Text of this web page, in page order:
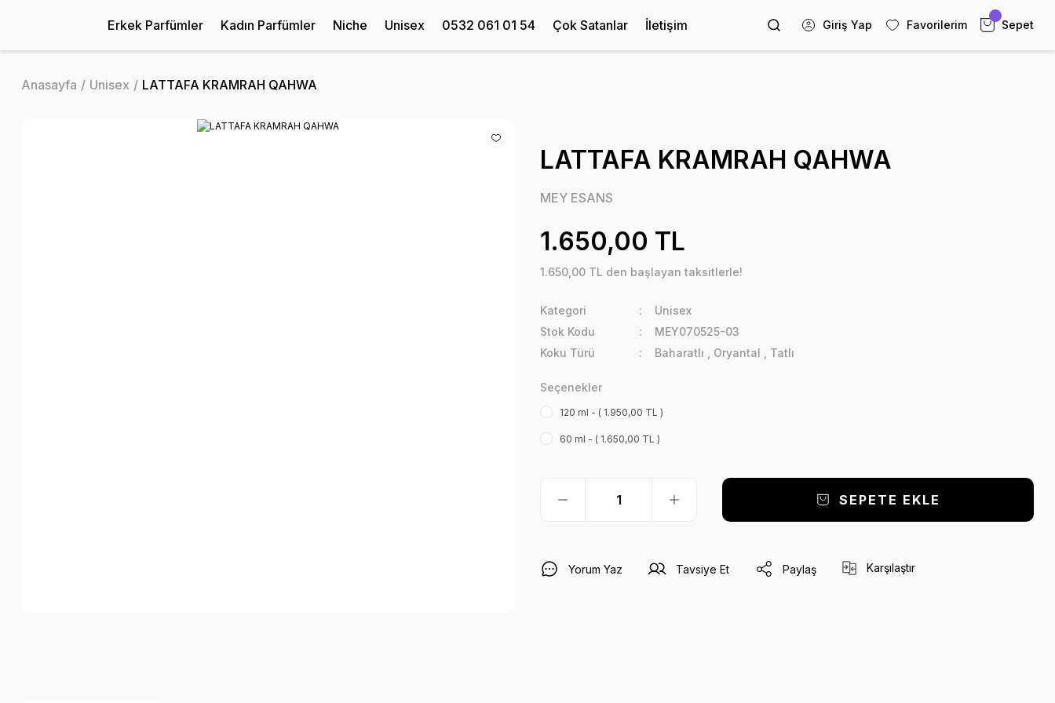
Erkek Parfümler Kadın Parfümler Niche Unisex 0532 061 01 54 Çok Satanlar İletişim Giriş Yap Favorilerim Sepet
Anasayfa Unisex LATTAFA KRAMRAH QAHWA
LATTAFA KRAMRAH QAHWA
MEY ESANS
1.650,00 TL
1.650,00 TL den başlayan taksitlerle!
Kategori
Unisex
Stok Kodu
MEY070525-03
Koku Türü
Baharatlı Oryantal Tatlı
Seçenekler
120 ml - ( 1.950,00 TL )
60 ml - ( 1.650,00 TL )
SEPETE EKLE
Yorum Yaz Tavsiye Et Paylaş Karşılaştır